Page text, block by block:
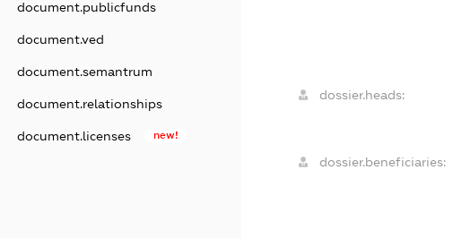
document.publicfunds
document.ved
document.semantrum
document.relationships
document.licenses new!
dossier.heads:
dossier.beneficiaries: